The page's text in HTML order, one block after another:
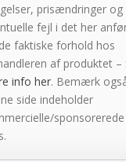
prisændringer og
fejl i det her
faktiske forhold hos
af produktet –
info her. Bemærk
side indeholder
sponsorerede